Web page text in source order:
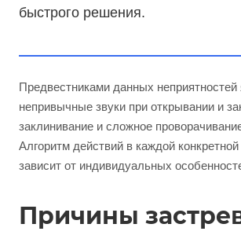
быстрого решения.
Предвестниками данных неприятностей
непривычные звуки при открывании и
заклинивание и сложное
Алгоритм действий в каждой
зависит от индивидуальных
Причины